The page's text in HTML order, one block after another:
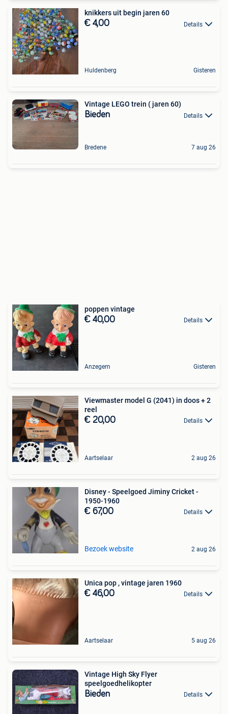
knikkers uit begin jaren 60
€ 4,00 Details
Huldenberg Gisteren
Vintage LEGO trein ( jaren 60)
Bieden Details
Bredene 7 aug 26
poppen vintage
€ 40,00 Details
Anzegem Gisteren
Viewmaster model G (2041) in doos + 2
reel
€ 20,00 Details
Aartselaar 2 aug 26
Disney - Speelgoed Jiminy Cricket -
1950-1960
€ 67,00 Details
Bezoek website 2 aug 26
Unica pop , vintage jaren 1960
€ 46,00 Details
Aartselaar 5 aug 26
Vintage High Sky Flyer
speelgoedhelikopter
Bieden Details